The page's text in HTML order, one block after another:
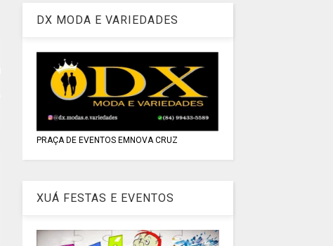
DX MODA E VARIEDADES
PRAÇA DE EVENTOS EMNOVA CRUZ
XUÁ FESTAS E EVENTOS